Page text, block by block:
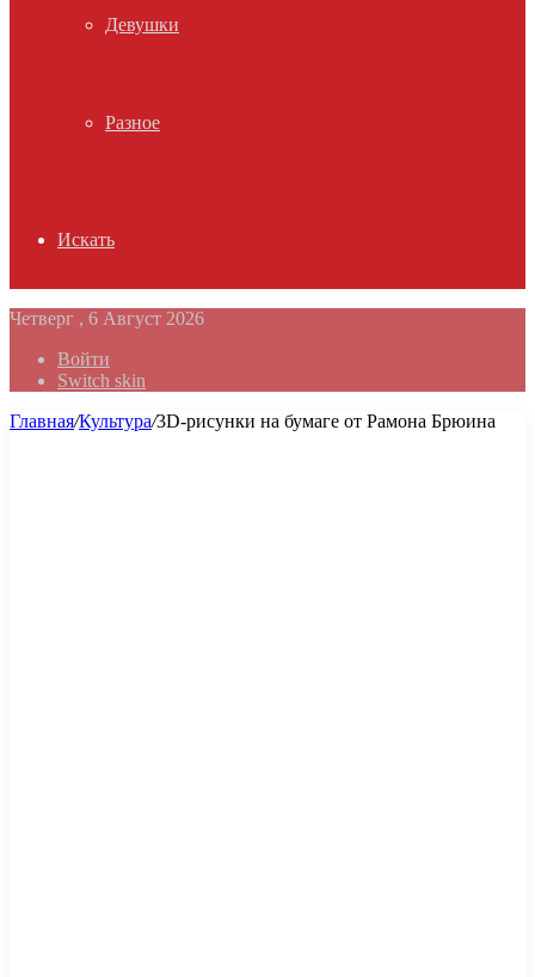
Девушки
Разное
Искать
Четверг , 6 Август 2026
Войти
Switch skin
Главная/Культура/3D-рисунки на бумаге от Рамона Брюина